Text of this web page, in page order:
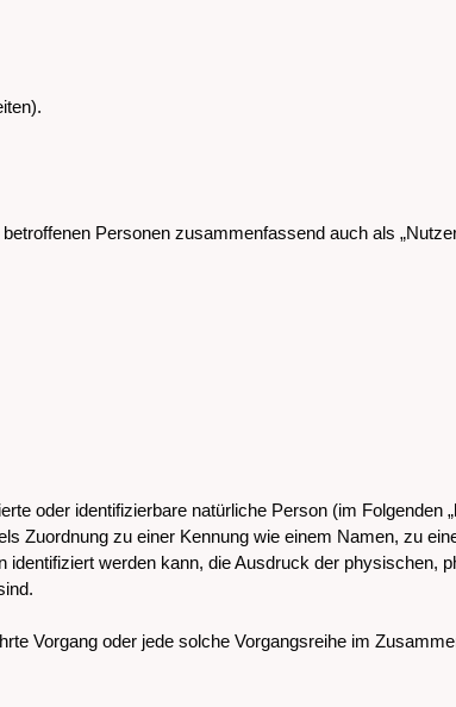
Personen zusammenfassend auch als
oder identifizierbare natürliche Person (im Folgenden
Zuordnung zu einer Kennung wie einem Namen, zu
werden kann, die Ausdruck der physischen,
Vorgang oder jede solche Vorgangsreihe im